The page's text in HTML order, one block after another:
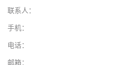
联系人：
手机：
电话：
邮箱：